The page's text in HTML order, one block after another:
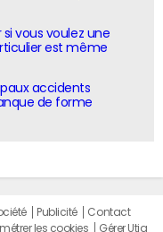
vous voulez une
est même
accidents
de forme
Publicité
Contact
les cookies Gérer Utiq